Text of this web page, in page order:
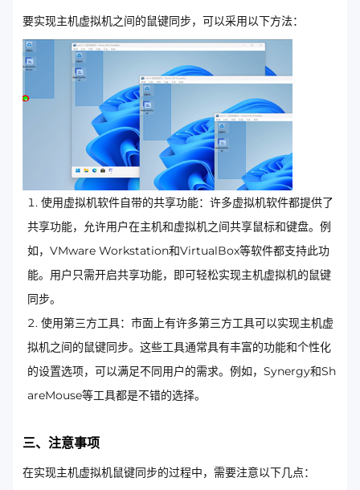
要实现主机虚拟机之间的鼠键同步，可以采用以下方法：
使用虚拟机软件自带的共享功能：许多虚拟机软件都提供了
共享功能，允许用户在主机和虚拟机之间共享鼠标和键盘。例
如，VMware Workstation和VirtualBox等软件都支持此功
能。用户只需开启共享功能，即可轻松实现主机虚拟机的鼠键
同步。
使用第三方工具：市面上有许多第三方工具可以实现主机虚
拟机之间的鼠键同步。这些工具通常具有丰富的功能和个性化
的设置选项，可以满足不同用户的需求。例如，Synergy和Sh
areMouse等工具都是不错的选择。
三、注意事项
在实现主机虚拟机鼠键同步的过程中，需要注意以下几点：